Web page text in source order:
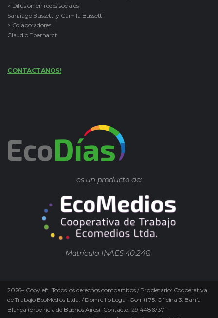
> Difusión en redes sociales
Santiago Bussetti y Camila Bussetti
> Colaboradores
Claudio Eberhardt
CONTACTANOS!
es un producto de:
Matrícula INAES 40.246.
2026– Copyleft. Todos los derechos compartidos / Propietario: Cooperativa
de Trabajo EcoMedios Ltda. / Domicilio Legal: Gorriti 75. Oficina 3. Bahía
Blanca (provincia de Buenos Aires). Contacto. 2914486737 –